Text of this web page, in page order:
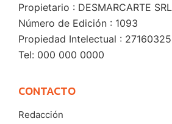
Propietario : DESMARCARTE SRL
Número de Edición : 1093
Propiedad Intelectual : 27160325
Tel: 000 000 0000
CONTACTO
Redacción